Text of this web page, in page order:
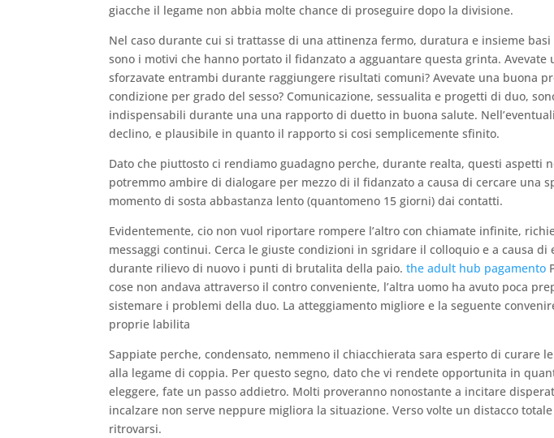
giacche il legame non abbia molte chance di proseguire dopo la divisione.
Nel caso durante cui si trattasse di una attinenza fermo, duratura e insieme
sono i motivi che hanno portato il fidanzato a agguantare questa grinta. Avevate
sforzavate entrambi durante raggiungere risultati comuni? Avevate una buona
condizione per grado del sesso? Comunicazione, sessualita e progetti di duo,
indispensabili durante una una rapporto di duetto in buona salute.
declino, e plausibile in quanto il rapporto si cosi semplicemente sfinito.
Dato che piuttosto ci rendiamo guadagno perche, durante realta, questi aspetti
potremmo ambire di dialogare per mezzo di il fidanzato a causa di cercare una
momento di sosta abbastanza lento (quantomeno 15 giorni) dai contatti.
Evidentemente, cio non vuol riportare rompere l’altro con chiamate infinite,
messaggi continui. Cerca le giuste condizioni in sgridare il colloquio e a causa
durante rilievo di nuovo i punti di brutalita della paio.the adult hub pagamento
cose non andava attraverso il contro conveniente, l’altra uomo ha avuto poca
sistemare i problemi della duo. La atteggiamento migliore e la seguente
proprie labilita
Sappiate perche, condensato, nemmeno il chiacchierata sara esperto di curare
alla legame di coppia. Per questo segno, dato che vi rendete opportunita in
eleggere, fate un passo addietro. Molti proveranno nonostante a incitare
incalzare non serve neppure migliora la situazione. Verso volte un distacco
ritrovarsi.